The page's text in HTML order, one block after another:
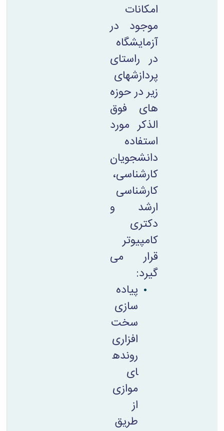
امکانات
موجود در
آزمایشگاه
در راستای
پردازشهای
زیر در حوزه
های فوق
الذکر مورد
استفاده
دانشجویان
کارشناسی،
کارشناسی
ارشد و
دکتری
کامپیوتر
قرار می
گیرد:
پیاده
سازی
سخت
افزاری
رونده
ای
موازی
از
طریق